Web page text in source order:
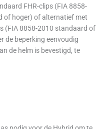
FHR-clips (FIA 8858-
of hoger) of alternatief met
(FIA 8858-2010 standaard of
de beperking eenvoudig
de helm is bevestigd, te